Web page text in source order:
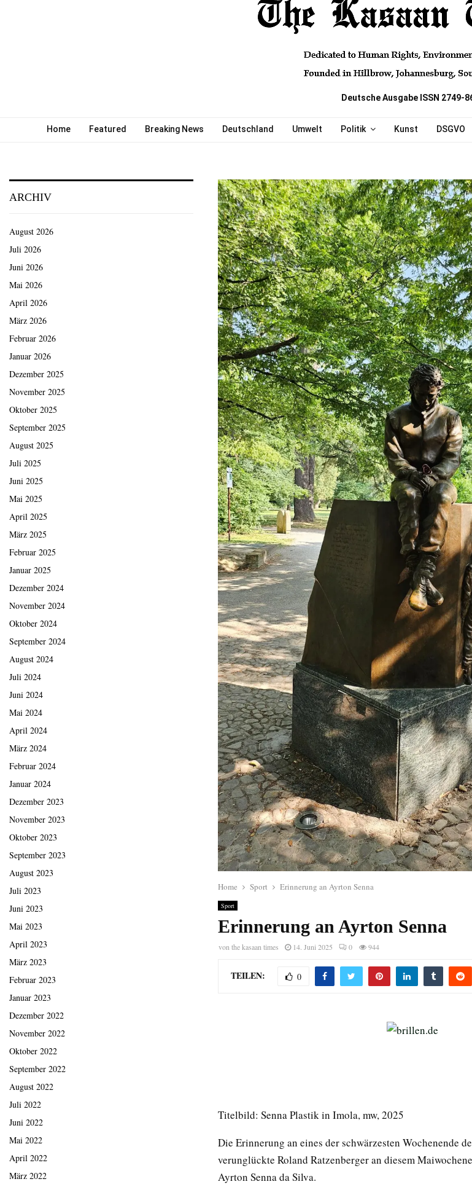
Deutsche Ausgabe ISSN 2749-
Home Featured Breaking News Deutschland Umwelt Politik Kunst DSGVO
Home Sport Erinnerung an Ayrton Senna
Sport
Erinnerung an Ayrton Senna
vonthe kasaan times 14. Juni 2025 0 944
TEILEN: 0
Titelbild: Senna Plastik in Imola, mw, 2025
Die Erinnerung an eines der schwärzesten Wochenende
verunglückte Roland Ratzenberger an diesem
Ayrton Senna da Silva.
ARCHIV
August 2026
Juli 2026
Juni 2026
Mai 2026
April 2026
März 2026
Februar 2026
Januar 2026
Dezember 2025
November 2025
Oktober 2025
September 2025
August 2025
Juli 2025
Juni 2025
Mai 2025
April 2025
März 2025
Februar 2025
Januar 2025
Dezember 2024
November 2024
Oktober 2024
September 2024
August 2024
Juli 2024
Juni 2024
Mai 2024
April 2024
März 2024
Februar 2024
Januar 2024
Dezember 2023
November 2023
Oktober 2023
September 2023
August 2023
Juli 2023
Juni 2023
Mai 2023
April 2023
März 2023
Februar 2023
Januar 2023
Dezember 2022
November 2022
Oktober 2022
September 2022
August 2022
Juli 2022
Juni 2022
Mai 2022
April 2022
März 2022